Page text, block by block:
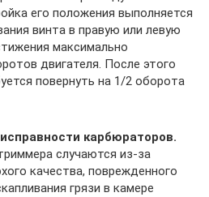
его положения выполняется
винта в правую или левую
максимально
двигателя. После этого
повернуть на 1/2 оборота
карбюраторов.
случаются из-за
качества, поврежденного
грязи в камере